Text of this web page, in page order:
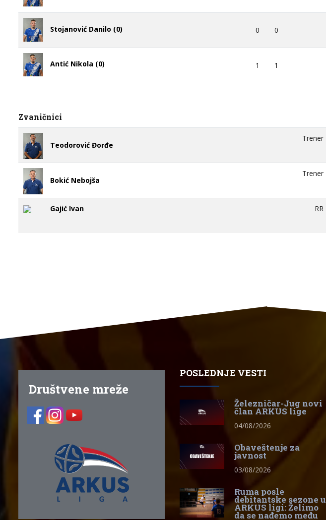
Stojanović Danilo (0) 0 0
Antić Nikola (0) 1 1
Zvaničnici
Teodorović Đorđe
Trener
Bokić Nebojša
Trener
Gajić Ivan RR
Društvene mreže
POSLEDNJE VESTI
Železničar-Jug novi
član ARKUS lige
04/08/2026
Obaveštenje za
javnost
03/08/2026
Ruma posle
debitantske sezone u
ARKUS ligi: Želimo
da se nađemo među